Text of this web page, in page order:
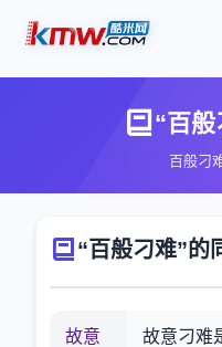
“百般
百般刁
“百般刁难”的
故意
故意刁难